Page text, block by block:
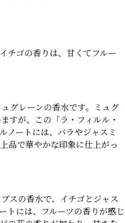
チゴの香りは、甘くてフルー
グレーンの香水です。ミュグ
すが、この「ラ・フィルル・
ノートには、バラやジャスミ
品で華やかな印象に仕上がっ
スの香水で、イチゴとジャス
トには、フルーツの香りが感じ